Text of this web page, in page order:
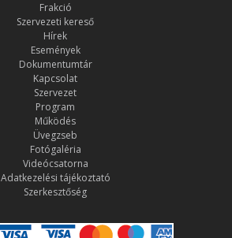
Frakció
Szervezeti kereső
Hírek
Események
Dokumentumtár
Kapcsolat
Szervezet
Program
Működés
Üvegzseb
Fotógaléria
Videócsatorna
Adatkezelési tájékoztató
Szerkesztőség